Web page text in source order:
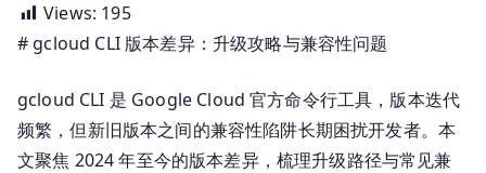
CLI
版
差
异：
升
Views: 195
# gcloud CLI 版本差异：升级攻略与兼容性问题
gcloud CLI 是 Google Cloud 官方命令行工具，版本迭代
频繁，但新旧版本之间的兼容性陷阱长期困扰开发者。本
文聚焦 2024 年至今的版本差异，梳理升级路径与常见兼